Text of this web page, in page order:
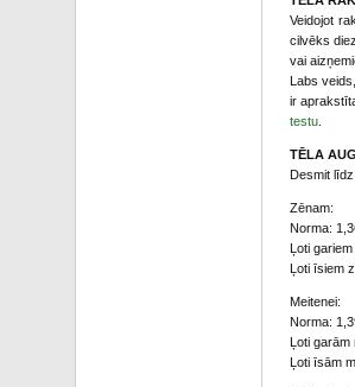
Veidojot
cilvēks
vai
Labs
ir
testu.
TĒLA
Desmit
Zēnam:
Norma:
Ļoti
Ļoti īsiem
Meitenei:
Norma:
Ļoti garām
Ļoti īsām